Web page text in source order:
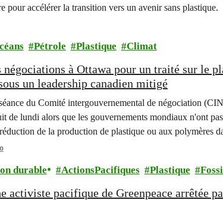
pour accélérer la transition vers un avenir sans plastique.
Pétrole Plastique Climat
à Ottawa pour un traité sur le
un leadership canadien mitigé
du Comité intergouvernemental de négociation
de lundi alors que les gouvernements mondiaux n'ont
de la production de plastique ou aux polymères
durable ActionsPacifiques Plastique
activiste pacifique de Greenpeace arrêtée